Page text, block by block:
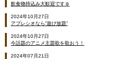
飲食物持込み大歓迎です☺
2024年10月27日
アプレシオなら”遊び放題”
2024年10月27日
今話題のアニメ主題歌を歌おう！
2024年07月21日